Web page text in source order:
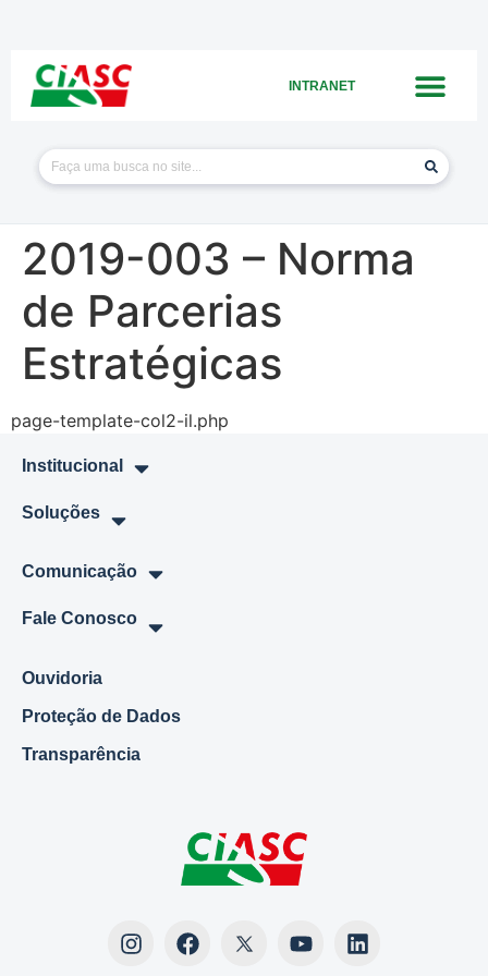
INTRANET
2019-003 – Norma
de Parcerias
Estratégicas
page-template-col2-il.php
Institucional
Soluções
Comunicação
Fale Conosco
Ouvidoria
Proteção de Dados
Transparência